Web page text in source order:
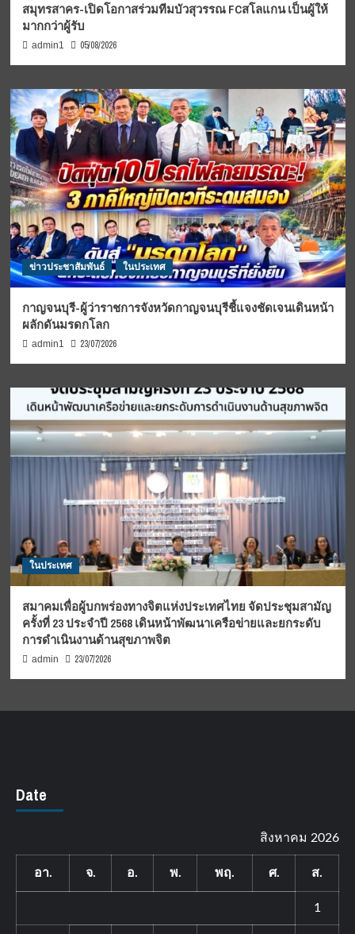
สมุทรสาคร-เปิดโอกาสร่วมทีมบัวสุวรรณ FCสโลแกน เป็นผู้ให้
มากกว่าผู้รับ
admin1 05/08/2026
ข่าวประชาสัมพันธ์ ในประเทศ
กาญจนบุรี-ผู้ว่าราชการจังหวัดกาญจนบุรีชี้แจงชัดเจนเดินหน้า
ผลักดันมรดกโลก
admin1 23/07/2026
ในประเทศ
สมาคมเพื่อผู้บกพร่องทางจิตแห่งประเทศไทย จัดประชุมสามัญ
ครั้งที่ 23 ประจำปี 2568 เดินหน้าพัฒนาเครือข่ายและยกระดับ
การดำเนินงานด้านสุขภาพจิต
admin 23/07/2026
Date
สิงหาคม 2026
อา. จ. อ. พ. พฤ. ศ. ส.
1